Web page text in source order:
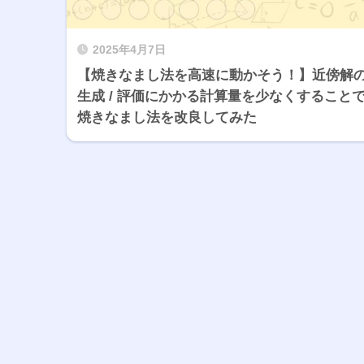
2025年4月7日
【焼きなまし法を高速に動かそう！】近傍解
生成 / 評価にかかる計算量を少なくすること
焼きなまし法を改良してみた